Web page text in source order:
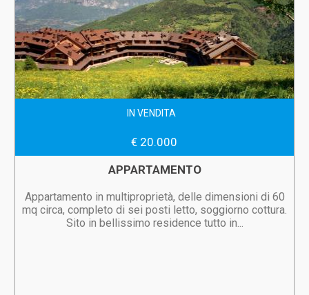
IN VENDITA
€ 20.000
APPARTAMENTO
Appartamento in multiproprietà, delle dimensioni di 60
mq circa, completo di sei posti letto, soggiorno cottura.
Sito in bellissimo residence tutto in...